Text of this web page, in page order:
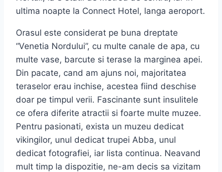
ultima noapte la Connect Hotel, langa aeroport.
Orasul este considerat pe buna dreptate
“Venetia Nordului”, cu multe canale de apa, cu
multe vase, barcute si terase la marginea apei.
Din pacate, cand am ajuns noi, majoritatea
teraselor erau inchise, acestea fiind deschise
doar pe timpul verii. Fascinante sunt insulitele
ce ofera diferite atractii si foarte multe muzee.
Pentru pasionati, exista un muzeu dedicat
vikingilor, unul dedicat trupei Abba, unul
dedicat fotografiei, iar lista continua. Neavand
mult timp la dispozitie, ne-am decis sa vizitam